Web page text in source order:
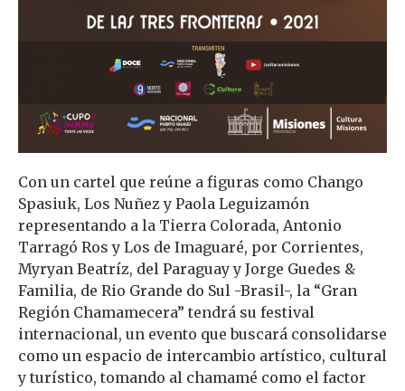
Con un cartel que reúne a figuras como Chango
Spasiuk, Los Nuñez y Paola Leguizamón
representando a la Tierra Colorada, Antonio
Tarragó Ros y Los de Imaguaré, por Corrientes,
Myryan Beatríz, del Paraguay y Jorge Guedes &
Familia, de Rio Grande do Sul -Brasil-, la “Gran
Región Chamamecera” tendrá su festival
internacional, un evento que buscará consolidarse
como un espacio de intercambio artístico, cultural
y turístico, tomando al chamamé como el factor